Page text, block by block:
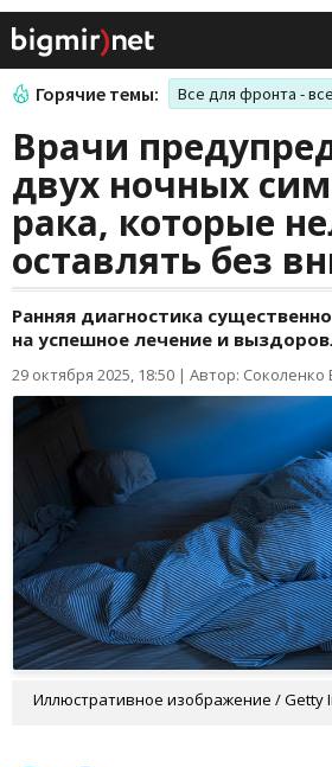
Горячие темы: Все для фронта -
Врачи
двух ночных
рака, которые
оставлять без
Ранняя диагностика
на успешное лечение и
29 октября 2025, 18:50 | Автор: Соколенко
Иллюстративное изображение / Getty